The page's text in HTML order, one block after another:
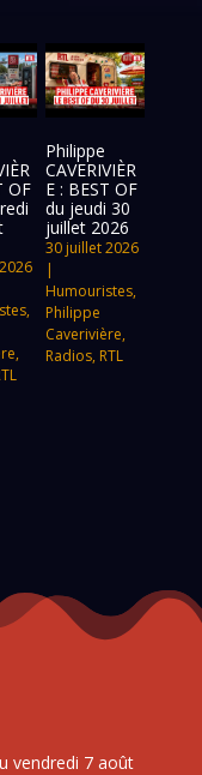
OF
,
,
Philippe
CAVERIVIÈR
E : BEST OF
du jeudi 30
juillet 2026
30 juillet 2026
|
Humouristes,
Philippe
Caverivière,
Radios, RTL
vendredi 7 août